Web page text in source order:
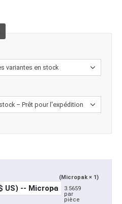
(Micropak × 1)
3.5659
par
pièce